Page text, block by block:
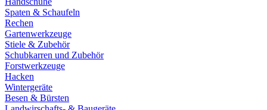
Spaten & Schaufeln
Rechen
Gartenwerkzeuge
Stiele & Zubehör
Schubkarren und Zubehör
Forstwerkzeuge
Hacken
Wintergeräte
Besen & Bürsten